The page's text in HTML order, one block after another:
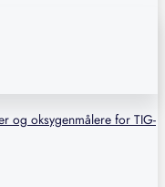
og oksygenmålere for TIG-